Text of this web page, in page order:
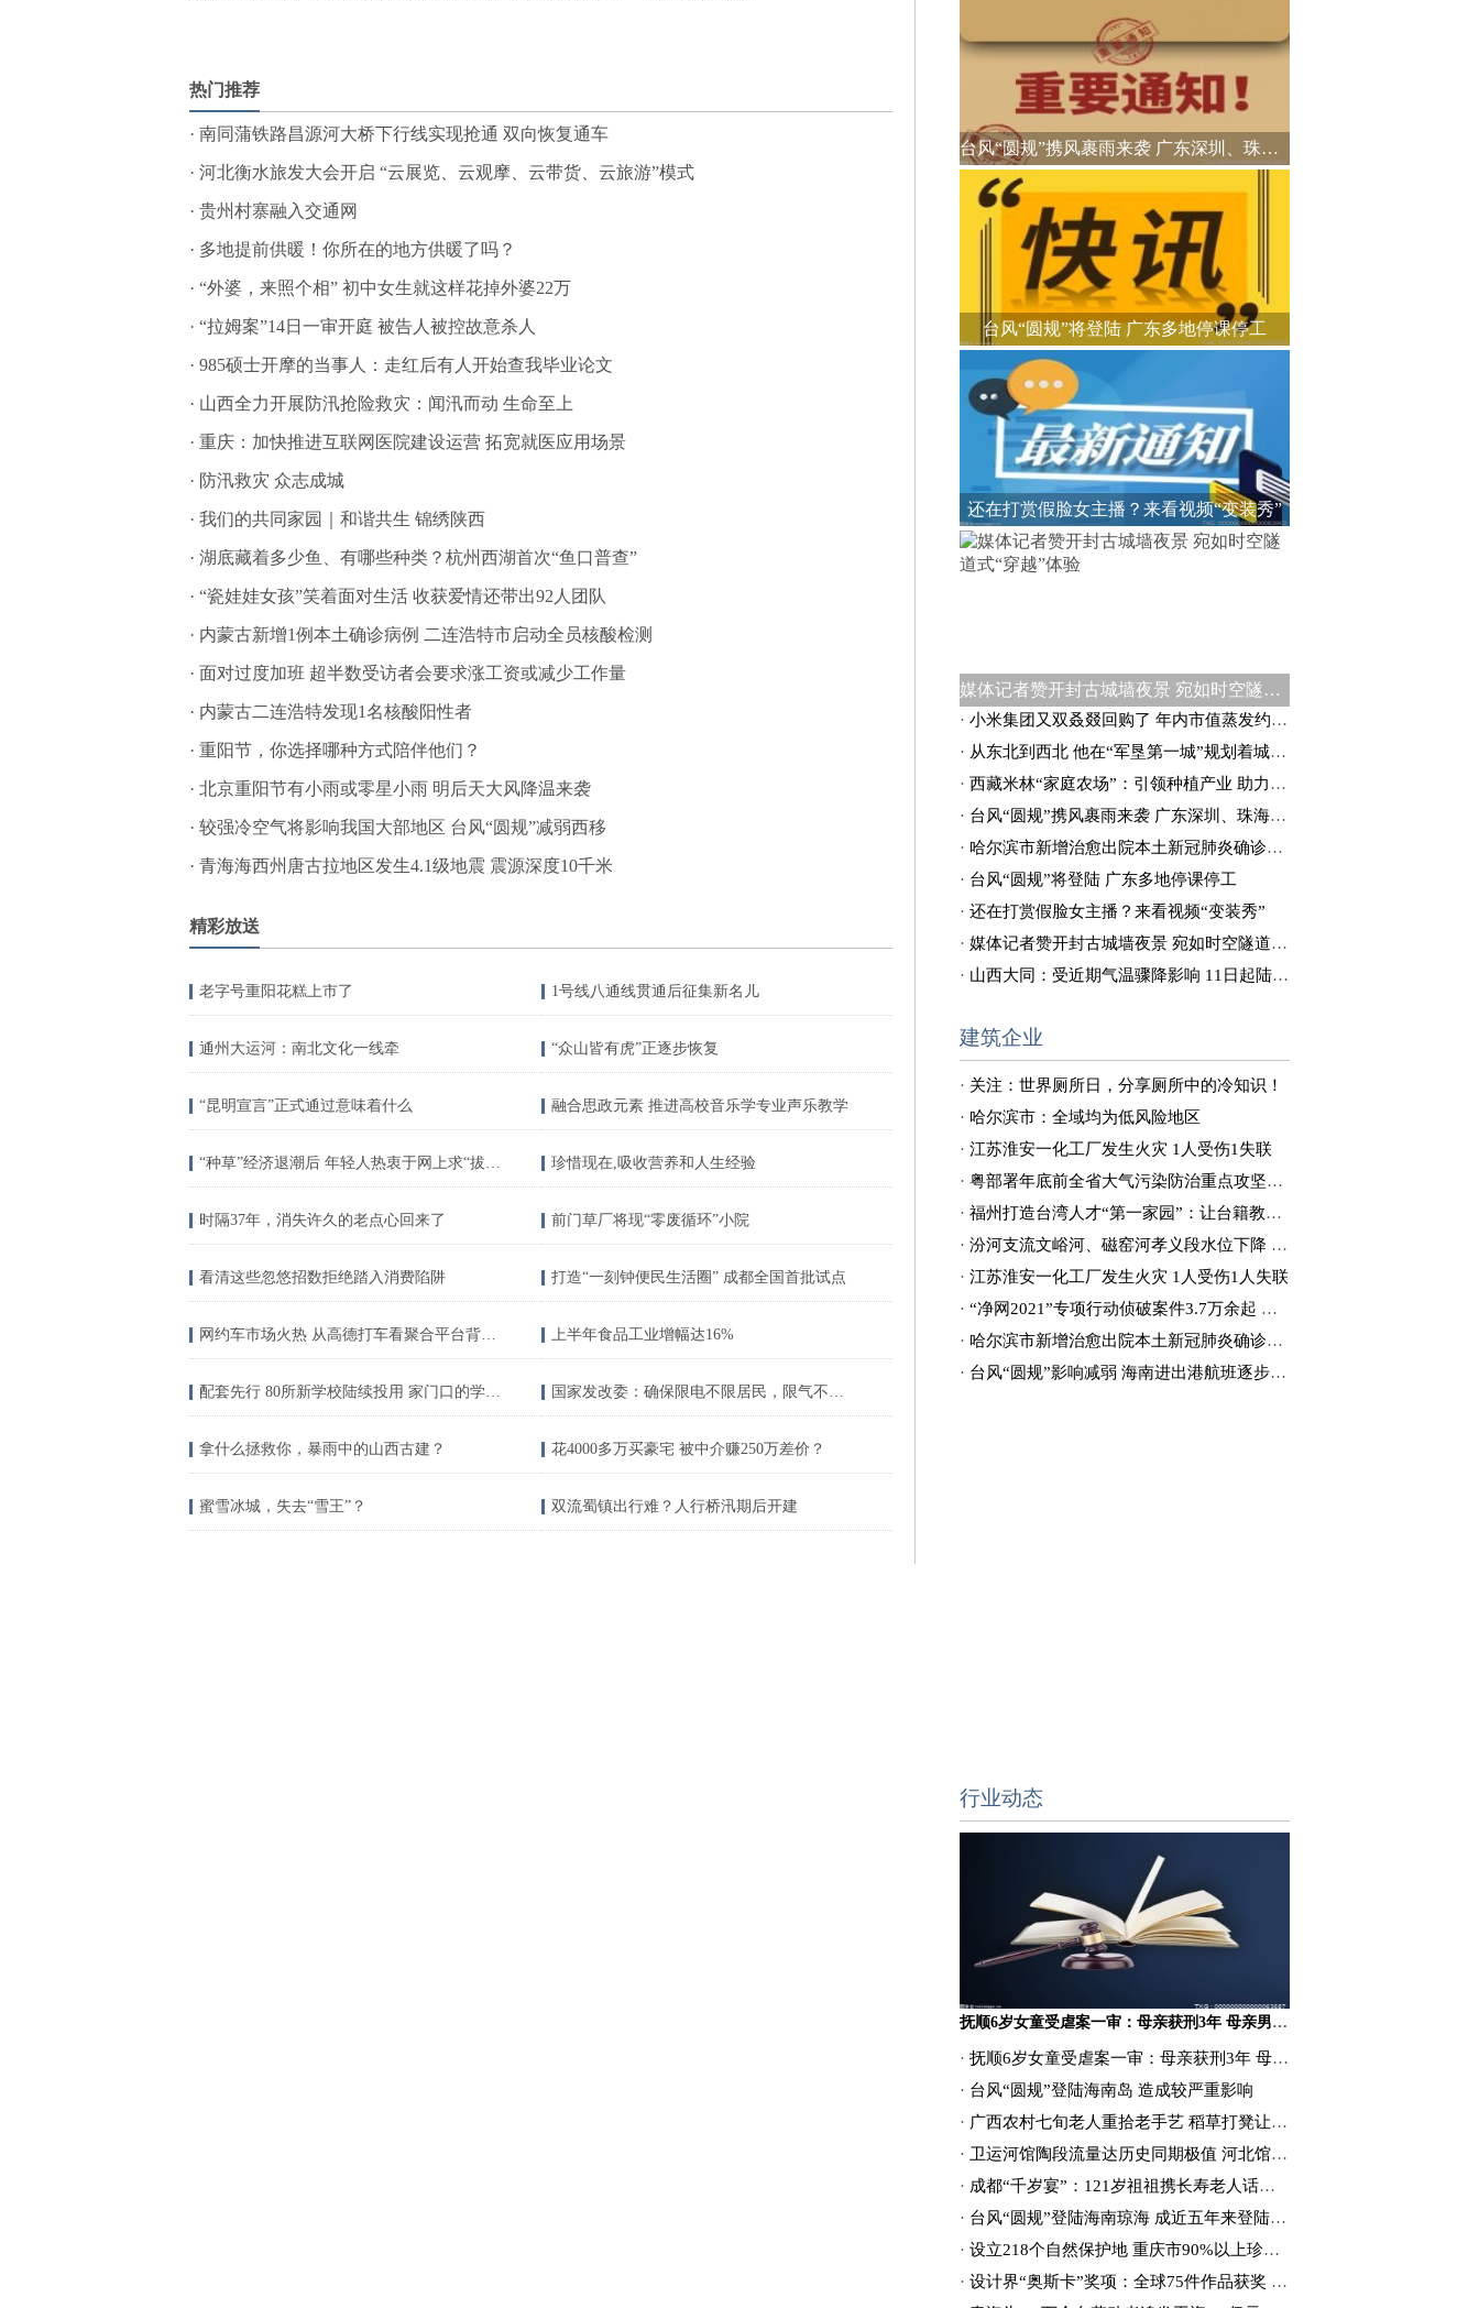
热门推荐
· 南同蒲铁路昌源河大桥下行线实现抢通 双向恢复通车
· 河北衡水旅发大会开启 “云展览、云观摩、云带货、云旅游”模式
· 贵州村寨融入交通网
· 多地提前供暖！你所在的地方供暖了吗？
· “外婆，来照个相” 初中女生就这样花掉外婆22万
· “拉姆案”14日一审开庭 被告人被控故意杀人
· 985硕士开摩的当事人：走红后有人开始查我毕业论文
· 山西全力开展防汛抢险救灾：闻汛而动 生命至上
· 重庆：加快推进互联网医院建设运营 拓宽就医应用场景
· 防汛救灾 众志成城
· 我们的共同家园｜和谐共生 锦绣陕西
· 湖底藏着多少鱼、有哪些种类？杭州西湖首次“鱼口普查”
· “瓷娃娃女孩”笑着面对生活 收获爱情还带出92人团队
· 内蒙古新增1例本土确诊病例 二连浩特市启动全员核酸检测
· 面对过度加班 超半数受访者会要求涨工资或减少工作量
· 内蒙古二连浩特发现1名核酸阳性者
· 重阳节，你选择哪种方式陪伴他们？
· 北京重阳节有小雨或零星小雨 明后天大风降温来袭
· 较强冷空气将影响我国大部地区 台风“圆规”减弱西移
· 青海海西州唐古拉地区发生4.1级地震 震源深度10千米
精彩放送
老字号重阳花糕上市了 1号线八通线贯通后征集新名儿
通州大运河：南北文化一线牵 “众山皆有虎”正逐步恢复
“昆明宣言”正式通过意味着什么 融合思政元素 推进高校音乐学专业声乐教学
“种草”经济退潮后 年轻人热衷于网上求“拔草” 珍惜现在,吸收营养和人生经验
时隔37年，消失许久的老点心回来了 前门草厂将现“零废循环”小院
看清这些忽悠招数拒绝踏入消费陷阱 打造“一刻钟便民生活圈” 成都全国首批试点
网约车市场火热 从高德打车看聚合平台背后的算盘 上半年食品工业增幅达16%
配套先行 80所新学校陆续投用 家门口的学位很充足 国家发改委：确保限电不限居民，限气不限居民
拿什么拯救你，暴雨中的山西古建？ 花4000多万买豪宅 被中介赚250万差价？
蜜雪冰城，失去“雪王”？ 双流蜀镇出行难？人行桥汛期后开建
台风“圆规”携风裹雨来袭 广东深圳、珠海等地停课停工
台风“圆规”将登陆 广东多地停课停工
还在打赏假脸女主播？来看视频“变装秀”
媒体记者赞开封古城墙夜景 宛如时空隧道式“穿越”体验
· 小米集团又双叒叕回购了 年内市值蒸发约1990亿港元
· 从东北到西北 他在“军垦第一城”规划着城建未来
· 西藏米林“家庭农场”：引领种植产业 助力乡村振兴
· 台风“圆规”携风裹雨来袭 广东深圳、珠海等地停课停工
· 哈尔滨市新增治愈出院本土新冠肺炎确诊病例8例
· 台风“圆规”将登陆 广东多地停课停工
· 还在打赏假脸女主播？来看视频“变装秀”
· 媒体记者赞开封古城墙夜景 宛如时空隧道式“穿越”体验
· 山西大同：受近期气温骤降影响 11日起陆续供暖
建筑企业
· 关注：世界厕所日，分享厕所中的冷知识！
· 哈尔滨市：全域均为低风险地区
· 江苏淮安一化工厂发生火灾 1人受伤1失联
· 粤部署年底前全省大气污染防治重点攻坚工作
· 福州打造台湾人才“第一家园”：让台籍教师“来得了、留得下”
· 汾河支流文峪河、磁窑河孝义段水位下降 正在推进决口封堵
· 江苏淮安一化工厂发生火灾 1人受伤1人失联
· “净网2021”专项行动侦破案件3.7万余起 抓获嫌犯8万余人
· 哈尔滨市新增治愈出院本土新冠肺炎确诊病例4例
· 台风“圆规”影响减弱 海南进出港航班逐步恢复
行业动态
抚顺6岁女童受虐案一审：母亲获刑3年 母亲男友获刑16年
· 抚顺6岁女童受虐案一审：母亲获刑3年 母亲男友获刑16年
· 台风“圆规”登陆海南岛 造成较严重影响
· 广西农村七旬老人重拾老手艺 稻草打凳让秸秆“变废为宝”
· 卫运河馆陶段流量达历史同期极值 河北馆陶抗洪抢收
· 成都“千岁宴”：121岁祖祖携长寿老人话重阳
· 台风“圆规”登陆海南琼海 成近五年来登陆海南最强台风
· 设立218个自然保护地 重庆市90%以上珍稀濒危野生动植物获保护
· 设计界“奥斯卡”奖项：全球75件作品获奖 1件来自厦门